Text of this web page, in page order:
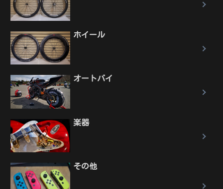
ホイール
オートバイ
楽器
その他